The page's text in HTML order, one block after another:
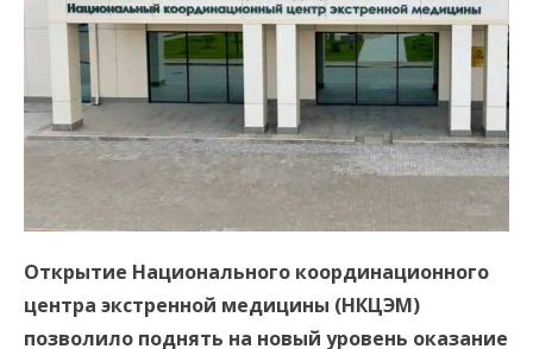
Открытие Национального координационного
центра экстренной медицины (НКЦЭМ)
позволило поднять на новый уровень оказание